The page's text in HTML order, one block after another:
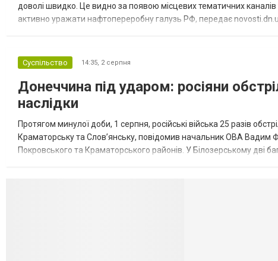
доволі швидко. Це видно за появою місцевих тематичних
активно уражати нафтопереробну галузь РФ, передає
Суспільство 14:35, 2 серпня
Донеччина під ударом: росіяни
наслідки
Протягом минулої доби, 1 серпня, російські війська 25 разів
Краматорську та Слов’янську, повідомив начальник ОВА Вадим
Покровського та Краматорського районів. У Білозерському дві